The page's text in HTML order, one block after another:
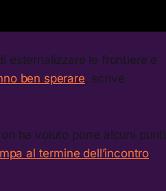
esternalizzare le frontiere e
ben sperare , scrive
ha voluto porre alcuni punti
al termine dell’incontro